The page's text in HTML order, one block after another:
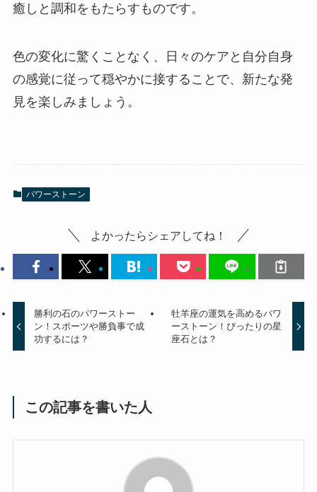
癒しと調和をもたらすものです。
色の変化に驚くことなく、日々のケアと自分自身
の感覚に従って穏やかに接することで、新たな発
見を楽しみましょう。
パワーストーン
よかったらシェアしてね！
勝利の石のパワーストー
ン！スポーツや勝負事で成
功するには？
牡羊座の運気を高めるパワ
ーストーン！ぴったりの星
座石とは？
この記事を書いた人